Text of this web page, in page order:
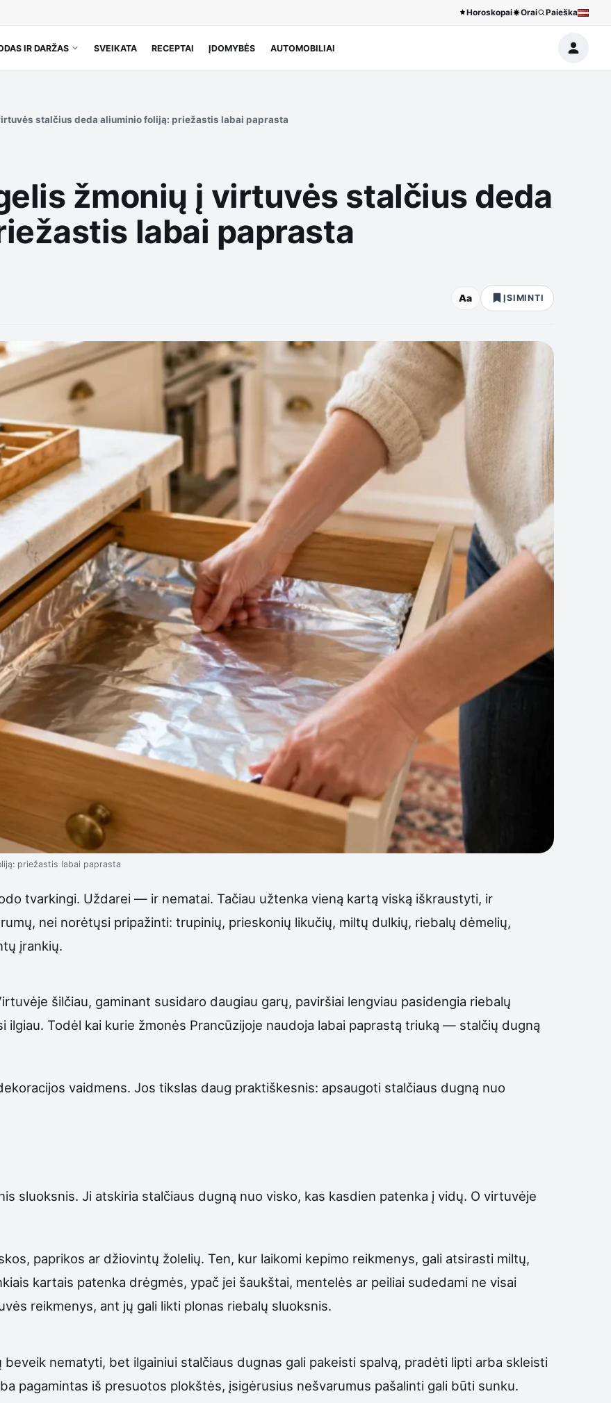
Horoskopai Orai Paieška
IR DARŽAS SVEIKATA RECEPTAI ĮDOMYBĖS AUTOMOBILIAI
stalčius deda aliuminio foliją: priežastis labai paprasta
žmonių į virtuvės stalčius deda
labai paprasta
Aa ĮSIMINTI
priežastis labai paprasta
tvarkingi. Uždarei — ir nematai. Tačiau užtenka vieną kartą viską iškraustyti, ir
nei norėtųsi pripažinti: trupinių, prieskonių likučių, miltų dulkių, riebalų dėmelių,
įrankių.
šilčiau, gaminant susidaro daugiau garų, paviršiai lengviau pasidengia riebalų
ilgiau. Todėl kai kurie žmonės Prancūzijoje naudoja labai paprastą triuką — stalčių dugną
vaidmens. Jos tikslas daug praktiškesnis: apsaugoti stalčiaus dugną nuo
sluoksnis. Ji atskiria stalčiaus dugną nuo visko, kas kasdien patenka į vidų. O virtuvėje
paprikos ar džiovintų žolelių. Ten, kur laikomi kepimo reikmenys, gali atsirasti miltų,
kartais patenka drėgmės, ypač jei šaukštai, mentelės ar peiliai sudedami ne visai
reikmenys, ant jų gali likti plonas riebalų sluoksnis.
beveik nematyti, bet ilgainiui stalčiaus dugnas gali pakeisti spalvą, pradėti lipti arba skleisti
pagamintas iš presuotos plokštės, įsigėrusius nešvarumus pašalinti gali būti sunku.